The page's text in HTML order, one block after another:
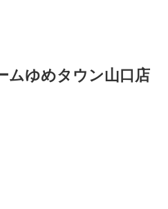
ムゆめタウン山口店